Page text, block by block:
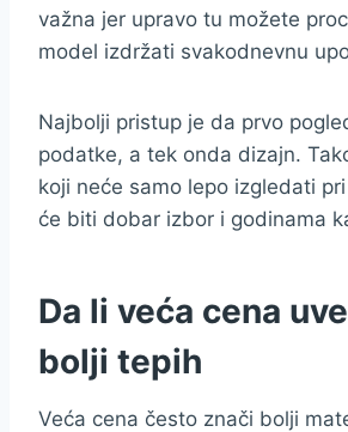
važna jer upravo tu možete
model izdržati svakodnevnu
Najbolji pristup je da prvo
podatke, a tek onda dizajn.
koji neće samo lepo izgledati
će biti dobar izbor i godinama
Da li veća cena
bolji tepih
Veća cena često znači bolji